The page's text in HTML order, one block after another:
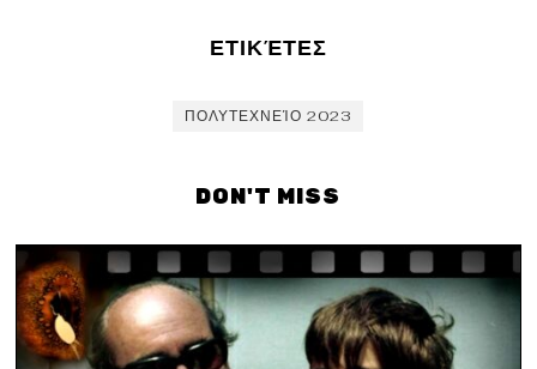
ΕΤΙΚΈΤΕΣ
ΠΟΛΥΤΕΧΝΕΊΟ 2023
DON'T MISS